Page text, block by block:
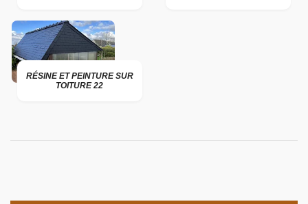
RÉSINE ET PEINTURE SUR
TOITURE 22